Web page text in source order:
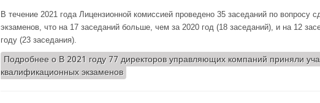
В течение 2021 года Лицензионной комиссией проведено 35 заседаний по вопросу
экзаменов, что на 17 заседаний больше, чем за 2020 год (18 заседаний), и на 12
году (23 заседания).
Подробнее о В 2021 году 77 директоров управляющих компаний приняли
квалификационных экзаменов